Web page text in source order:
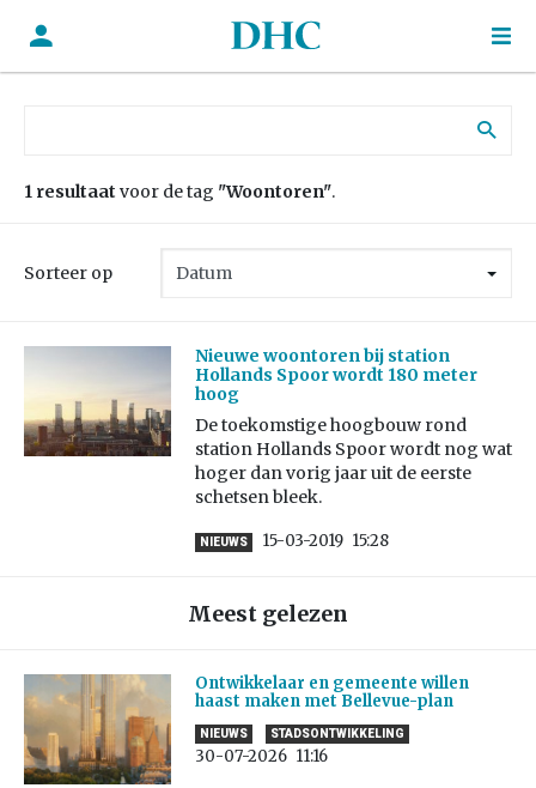
1 resultaat voor de tag "Woontoren".
Sorteer op
Nieuwe woontoren bij station
Hollands Spoor wordt 180 meter
hoog
De toekomstige hoogbouw rond
station Hollands Spoor wordt nog wat
hoger dan vorig jaar uit de eerste
schetsen bleek.
NIEUWS 15-03-2019 15:28
Meest gelezen
Ontwikkelaar en gemeente willen
haast maken met Bellevue-plan
NIEUWS STADSONTWIKKELING
30-07-2026 11:16